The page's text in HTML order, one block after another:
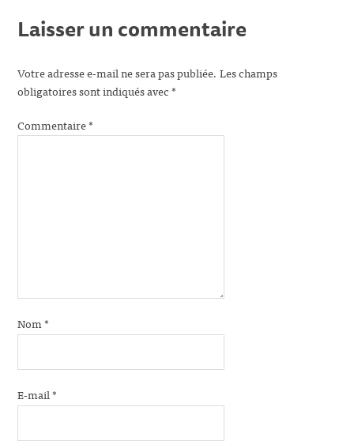
Laisser un commentaire
Votre adresse e-mail ne sera pas publiée. Les champs
obligatoires sont indiqués avec*
Commentaire*
Nom*
E-mail*